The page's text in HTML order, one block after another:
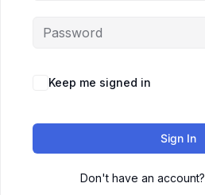
Keep me signed in
Sign In
Don't have an account?